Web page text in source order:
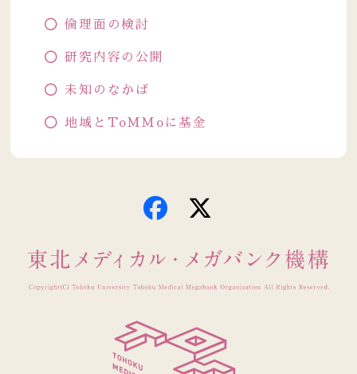
倫理面の検討
研究内容の公開
未知のなかば
地域とToMMoに基金